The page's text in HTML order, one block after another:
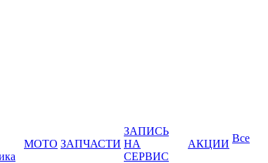
МОТО ЗАПЧАСТИ
ЗАПИСЬ
НА
СЕРВИС
АКЦИИ Все